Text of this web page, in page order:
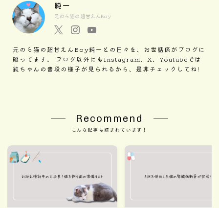
純一
元のら猫の超甘えんBoy
元のら猫の超甘えんBoy純一との日々を、お世話係がブログに
綴ってます。 ブログ以外にもInstagram、X、Youtubeでは
純ちゃんの普段の様子が見られるから、是非チェックしてね!
Recommend
こんな記事も読まれています！